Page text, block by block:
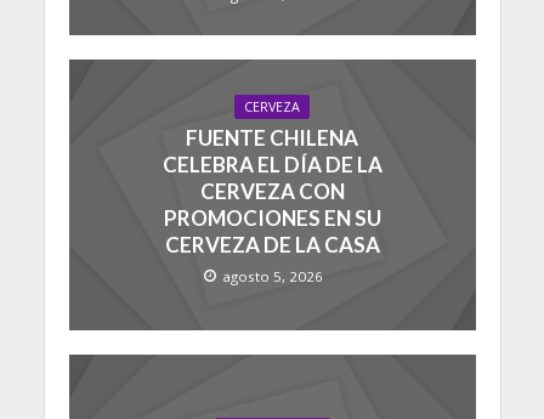
CERVEZA
FUENTE CHILENA
CELEBRA EL DÍA DE LA
CERVEZA CON
PROMOCIONES EN SU
CERVEZA DE LA CASA
agosto 5, 2026